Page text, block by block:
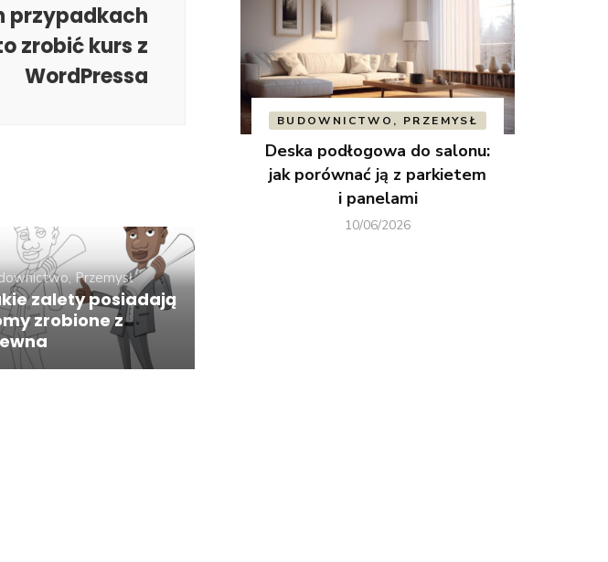
przypadkach
zrobić kurs z
WordPressa
Przemysł
zalety posiadają
zrobione z
BUDOWNICTWO, PRZEMYSŁ
Deska podłogowa do salonu:
jak porównać ją z parkietem
i panelami
10/06/2026